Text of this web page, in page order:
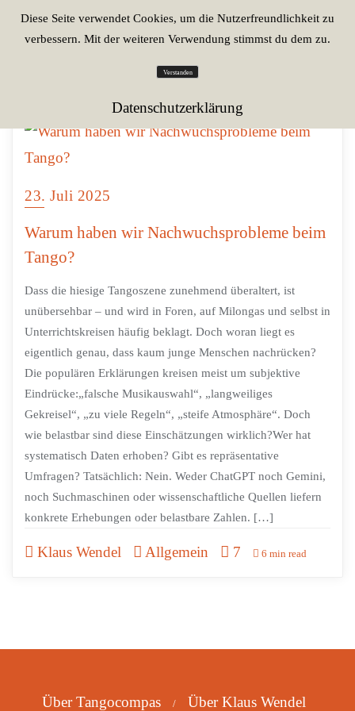
23. Juli 2025
Warum haben wir Nachwuchsprobleme beim
Tango?
Dass die hiesige Tangoszene zunehmend überaltert, ist
unübersehbar – und wird in Foren, auf Milongas und selbst in
Unterrichtskreisen häufig beklagt. Doch woran liegt es
eigentlich genau, dass kaum junge Menschen nachrücken?
Die populären Erklärungen kreisen meist um subjektive
Eindrücke:„falsche Musikauswahl“, „langweiliges
Gekreisel“, „zu viele Regeln“, „steife Atmosphäre“. Doch
wie belastbar sind diese Einschätzungen wirklich?Wer hat
systematisch Daten erhoben? Gibt es repräsentative
Umfragen? Tatsächlich: Nein. Weder ChatGPT noch Gemini,
noch Suchmaschinen oder wissenschaftliche Quellen liefern
konkrete Erhebungen oder belastbare Zahlen. […]
Klaus Wendel Allgemein 7 6 min read
Über Tangocompas Über Klaus Wendel
Diese Seite verwendet Cookies, um die Nutzerfreundlichkeit zu
verbessern. Mit der weiteren Verwendung stimmst du dem zu.
Verstanden
Datenschutzerklärung